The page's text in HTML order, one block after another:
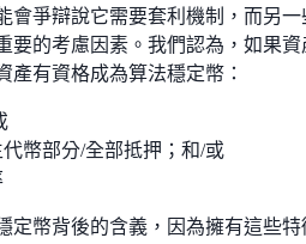
會爭辯說它需要套利機制，而另一
要的考慮因素。我們認為，如果資
產有資格成為算法穩定幣：
幣部分/全部抵押；和/或
定幣背後的含義，因為擁有這些特